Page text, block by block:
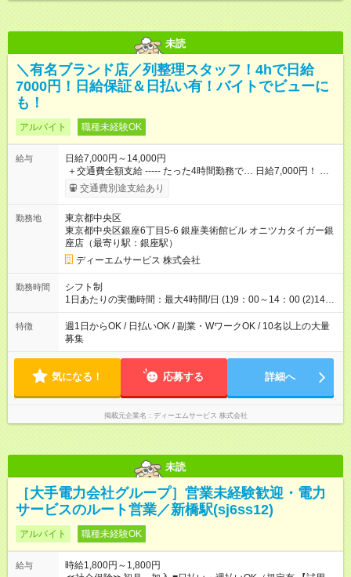
未読
＼有名ブランド店／列整理スタッフ！4hで日給
7000円！日給保証＆日払い有！バイトでビューに
も！
アルバイト 職種未経験OK
給与
日給7,000円～14,000円
＋交通費全額支給 ----- たった4時間勤務で… 日給7,000円！ 時
給換算すると… なんと1750円です！ 激レア高待遇案件で 未経
験からしっかり稼げます♪ ▼▼▼ 時間があるなぁ～ なんかこの
と… 1日で14,000円稼げちゃう♪ ※要：事前のシフト相談 -----
≪ 法定研修 ≫ 合計24，520円支給！（20時間×1，226円）
『お弁当』支給もあり♪ 【試用期間】試用期間なし
交通費別途支給あり
勤務地
東京都中央区
東京都中央区銀座6丁目5-6 銀座美術館ビル オニツカタイガー銀
座店（最寄り駅：銀座駅）
ディーエムサービス 株式会社
勤務時間
シフト制
1日あたりの実働時間：最大4時間/日 (1)9：00～14：00 (2)14：
00～19：00 ※両シフトとも実働4時間／休憩1時間
特徴
週1日からOK / 日払いOK / 副業・WワークOK / 10名以上の大量
募集
気になる！ 応募する 詳細へ
掲載元企業名 ディーエムサービス 株式会社
未読
［大手電力会社グループ］営業未経験歓迎・電力
サービスのルート営業／新橋駅(sj6ss12)
アルバイト 職種未経験OK
給与
時給1,800円～1,800円